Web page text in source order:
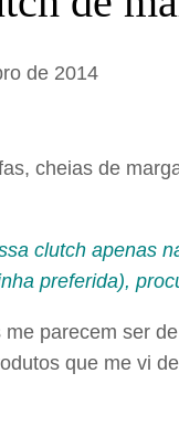
de 2014
cheias de
clutch apenas
preferida),
parecem ser
que me vi